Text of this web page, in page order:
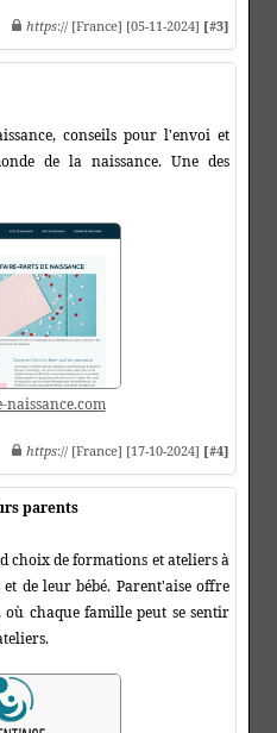
https:// [France] [05-11-2024] [#3]
conseils pour l'envoi et
de la naissance. Une des
https:// [France] [17-10-2024] [#4]
parents
choix de formations et ateliers à
de leur bébé. Parent'aise offre
chaque famille peut se sentir